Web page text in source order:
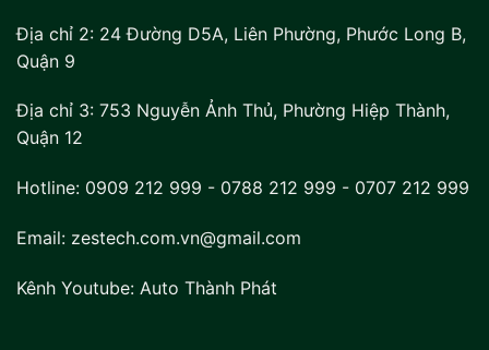
Địa chỉ 2: 24 Đường D5A, Liên Phường, Phước Long B,
Quận 9
Địa chỉ 3: 753 Nguyễn Ảnh Thủ, Phường Hiệp Thành,
Quận 12
Hotline: 0909 212 999 - 0788 212 999 - 0707 212 999
Email: zestech.com.vn@gmail.com
Kênh Youtube: Auto Thành Phát